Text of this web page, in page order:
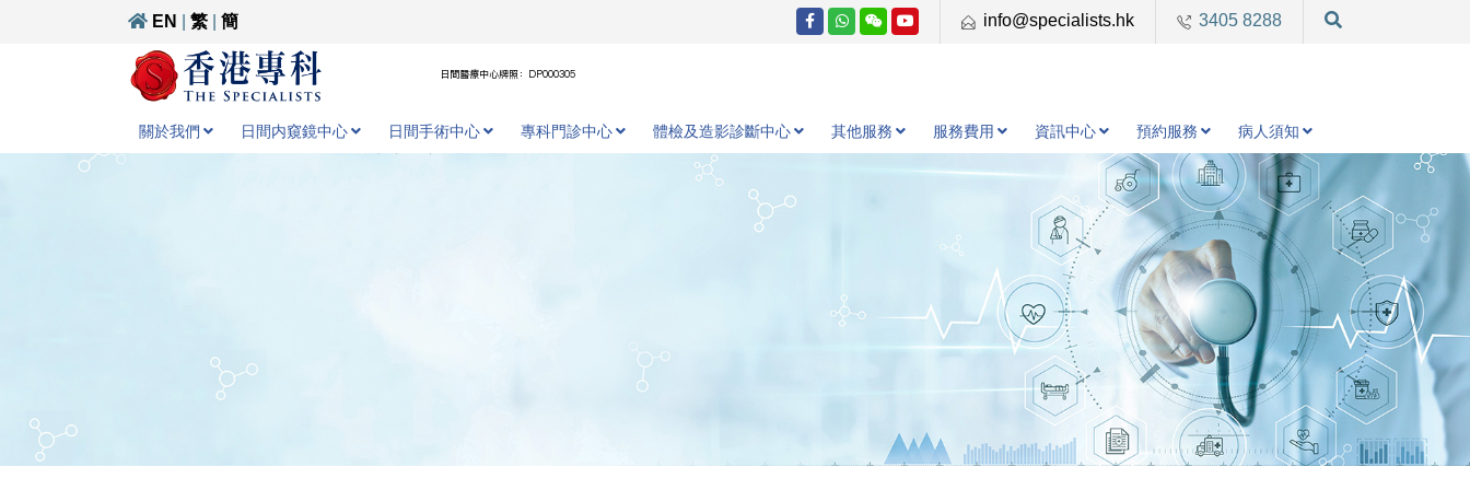
EN 繁 簡 info@specialists.hk 3405 8288
日間醫療中心牌照：DP000305
關於我們 日間内窺鏡中心 日間手術中心 專科門診中心 體檢及造影診斷中心 其他服務 服務費用 資訊中心 預約服務 病人須知